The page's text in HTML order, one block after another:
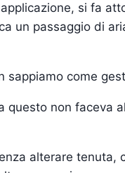
si fa
un passaggio di
sappiamo come
questo non faceva
alterare tenuta,